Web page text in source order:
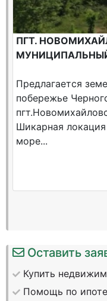
Оставить
Купить
Помощь по
ПГТ.
Предлагается
побережье
Шикарная
море...